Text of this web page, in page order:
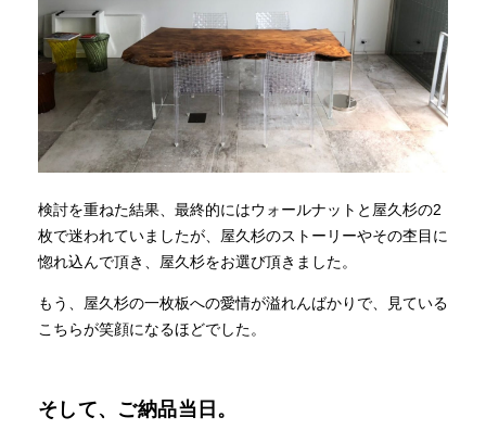
検討を重ねた結果、最終的にはウォールナットと屋久杉の2
枚で迷われていましたが、屋久杉のストーリーやその杢目に
惚れ込んで頂き、屋久杉をお選び頂きました。
もう、屋久杉の一枚板への愛情が溢れんばかりで、見ている
こちらが笑顔になるほどでした。
そして、ご納品当日。